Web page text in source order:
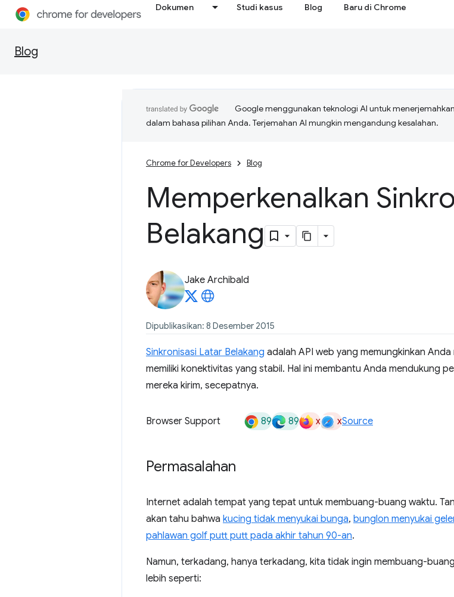
Dokumen Studi kasus Blog Baru di Chrome
Blog
Google menggunakan teknologi AI untuk
dalam bahasa pilihan Anda. Terjemahan AI mungkin mengandung kesalahan.
Chrome for Developers Blog
Memperkenalkan
Belakang
Jake Archibald
Dipublikasikan: 8 Desember 2015
Sinkronisasi Latar Belakang adalah API web yang memungkinkan
memiliki konektivitas yang stabil. Hal ini membantu Anda mendukung
mereka kirim, secepatnya.
Browser Support 89 89 x xSource
Permasalahan
Internet adalah tempat yang tepat untuk membuang-buang waktu.
akan tahu bahwa kucing tidak menyukai bunga, bunglon menyukai
pahlawan golf putt putt pada akhir tahun 90-an.
Namun, terkadang, hanya terkadang, kita tidak ingin membuang-
lebih seperti: